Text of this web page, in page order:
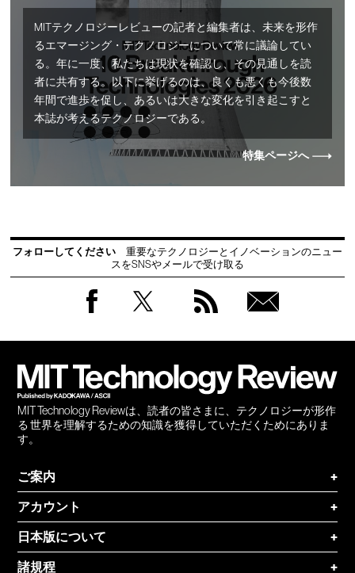
MITテクノロジーレビューの記者と編集者は、未来を形作
るエマージング・テクノロジーについて常に議論してい
る。年に一度、私たちは現状を確認し、その見通しを読
者に共有する。以下に挙げるのは、良くも悪くも今後数
年間で進歩を促し、あるいは大きな変化を引き起こすと
本誌が考えるテクノロジーである。
特集ページへ
フォローしてください
重要なテクノロジーとイノベーションのニュー
スをSNSやメールで受け取る
MIT Technology Reviewは、読者の皆さまに、テクノロジーが形作
る 世界を理解するための知識を獲得していただくためにありま
す。
ご案内
+
アカウント
+
日本版について
+
諸規程
+